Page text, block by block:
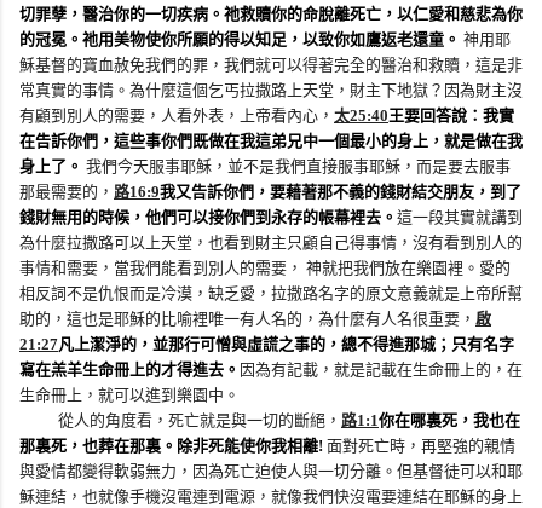
切罪孽，醫治你的一切疾病。祂救贖你的命脫離死亡，以仁愛和慈悲為你
的冠冕。祂用美物使你所願的得以知足，以致你如鷹返老還童。 神用耶
穌基督的寶血赦免我們的罪，我們就可以得著完全的醫治和救贖，這是非
常真實的事情。為什麼這個乞丐拉撒路上天堂，財主下地獄？因為財主沒
有顧到別人的需要，人看外表，上帝看內心， 太25:40王要回答說：我實
在告訴你們，這些事你們既做在我這弟兄中一個最小的身上，就是做在我
身上了。 我們今天服事耶穌，並不是我們直接服事耶穌，而是要去服事
那最需要的， 路16:9我又告訴你們，要藉著那不義的錢財結交朋友，到了
錢財無用的時候，他們可以接你們到永存的帳幕裡去。 這一段其實就講到
為什麼拉撒路可以上天堂，也看到財主只顧自己得事情，沒有看到別人的
事情和需要，當我們能看到別人的需要， 神就把我們放在樂園裡。愛的
相反詞不是仇恨而是冷漠，缺乏愛，拉撒路名字的原文意義就是上帝所幫
助的，這也是耶穌的比喻裡唯一有人名的，為什麼有人名很重要， 啟
21:27凡上潔淨的，並那行可憎與虛謊之事的，總不得進那城；只有名字
寫在羔羊生命冊上的才得進去。 因為有記載，就是記載在生命冊上的，在
生命冊上，就可以進到樂園中。
從人的角度看，死亡就是與一切的斷絕， 路1:1你在哪裏死，我也在
那裏死，也葬在那裏。除非死能使你我相離! 面對死亡時，再堅強的親情
與愛情都變得軟弱無力，因為死亡迫使人與一切分離。但基督徒可以和耶
穌連結，也就像手機沒電連到電源，就像我們快沒電要連結在耶穌的身上